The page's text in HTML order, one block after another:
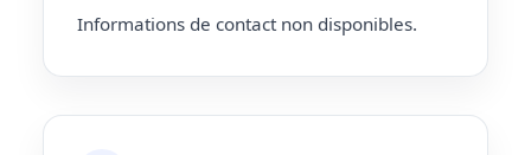
Informations de contact non disponibles.